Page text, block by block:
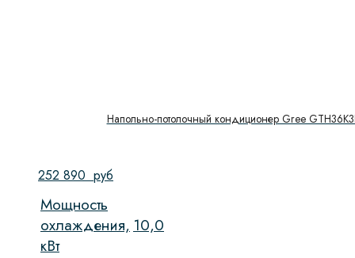
Напольно-потолочный кондиционер Gree
252 890 руб
Мощность
охлаждения,
кВт
10,0